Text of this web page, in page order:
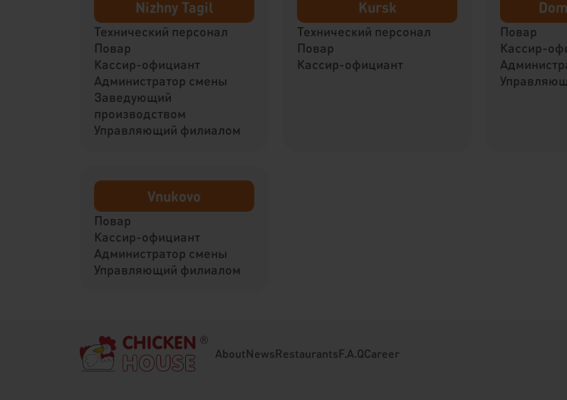
Nizhny Tagil
Технический персонал
Повар
Кассир-официант
Администратор смены
Заведующий
производством
Управляющий филиалом
Kursk
Технический персонал
Повар
Кассир-официант
Повар
Кассир-
Vnukovo
Повар
Кассир-официант
Администратор смены
Управляющий филиалом
AboutNewsRestaurantsF.A.QCareer